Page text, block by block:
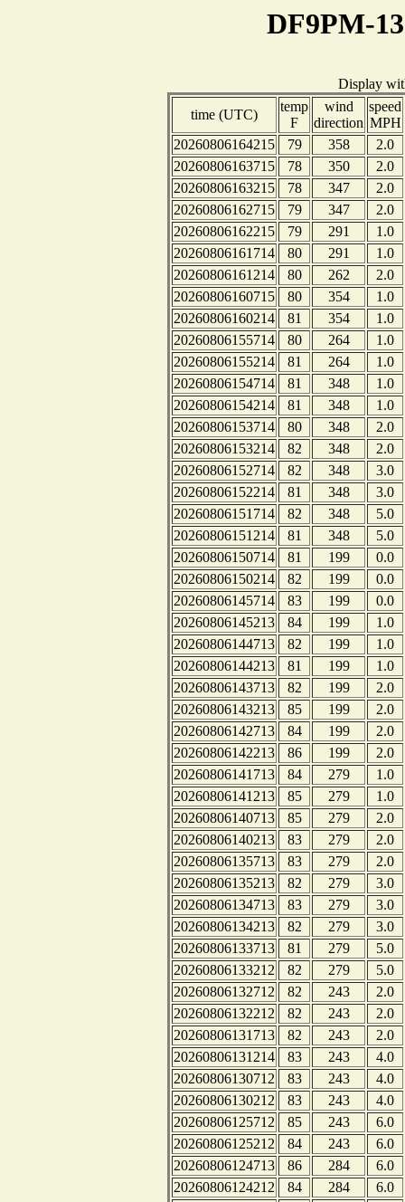
DF9PM-
Display
time (UTC)
temp
F
wind
direction
speed
MPH
20260806164215
79 358
2.0
20260806163715
78 350
2.0
20260806163215
78 347
2.0
20260806162715
79 347
2.0
20260806162215
79 291
1.0
20260806161714
80 291
1.0
20260806161214
80 262
2.0
20260806160715
80 354
1.0
20260806160214
81 354
1.0
20260806155714
80 264
1.0
20260806155214
81 264
1.0
20260806154714
81 348
1.0
20260806154214
81 348
1.0
20260806153714
80 348
2.0
20260806153214
82 348
2.0
20260806152714
82 348
3.0
20260806152214
81 348
3.0
20260806151714
82 348
5.0
20260806151214
81 348
5.0
20260806150714
81 199
0.0
20260806150214
82 199
0.0
20260806145714
83 199
0.0
20260806145213
84 199
1.0
20260806144713
82 199
1.0
20260806144213
81 199
1.0
20260806143713
82 199
2.0
20260806143213
85 199
2.0
20260806142713
84 199
2.0
20260806142213
86 199
2.0
20260806141713
84 279
1.0
20260806141213
85 279
1.0
20260806140713
85 279
2.0
20260806140213
83 279
2.0
20260806135713
83 279
2.0
20260806135213
82 279
3.0
20260806134713
83 279
3.0
20260806134213
82 279
3.0
20260806133713
81 279
5.0
20260806133212
82 279
5.0
20260806132712
82 243
2.0
20260806132212
82 243
2.0
20260806131713
82 243
2.0
20260806131214
83 243
4.0
20260806130712
83 243
4.0
20260806130212
83 243
4.0
20260806125712
85 243
6.0
20260806125212
84 243
6.0
20260806124713
86 284
6.0
20260806124212
84 284
6.0